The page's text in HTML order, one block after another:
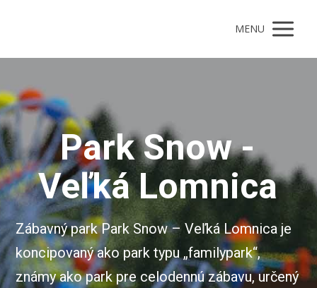
MENU
Park Snow -
Veľká Lomnica
Zábavný park Park Snow – Veľká Lomnica je
koncipovaný ako park typu „familypark“,
známy ako park pre celodennú zábavu, určený